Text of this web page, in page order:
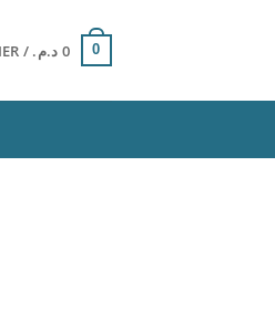
/ 0 د.م. 0